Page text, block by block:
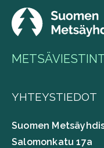
YHTEYSTIEDOT
Suomen
Salomonkatu 17a